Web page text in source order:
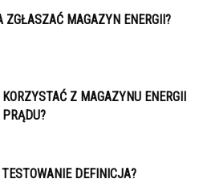
ZGŁASZAĆ MAGAZYN ENERGII?
Z MAGAZYNU ENERGII
DEFINICJA?